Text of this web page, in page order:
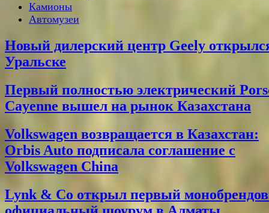
Камионы
Автомузеи
Новый дилерский центр Geely
Уральске
Первый полностью электрический
Cayenne вышел на рынок Казахстана
Volkswagen возвращается в Казахстан:
Orbis Auto подписала соглашение с
Volkswagen China
Lynk & Co открыл первый